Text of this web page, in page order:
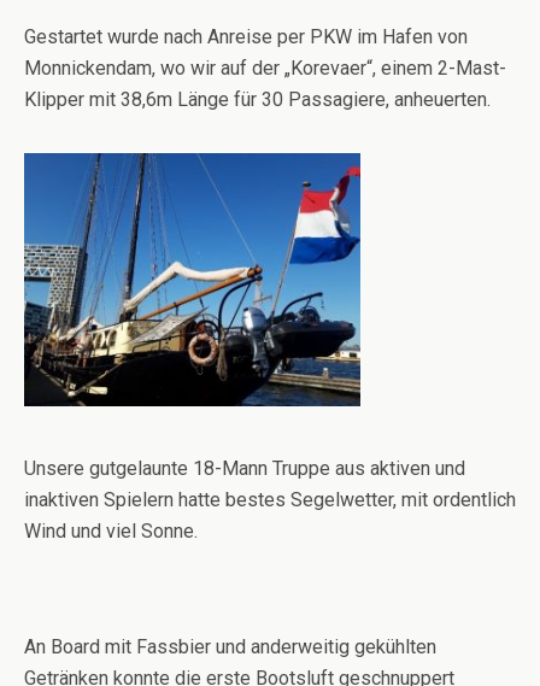
Gestartet wurde nach Anreise per PKW im Hafen von
Monnickendam, wo wir auf der „Korevaer“, einem 2-Mast-
Klipper mit 38,6m Länge für 30 Passagiere, anheuerten.
Unsere gutgelaunte 18-Mann Truppe aus aktiven und
inaktiven Spielern hatte bestes Segelwetter, mit ordentlich
Wind und viel Sonne.
An Board mit Fassbier und anderweitig gekühlten
Getränken konnte die erste Bootsluft geschnuppert